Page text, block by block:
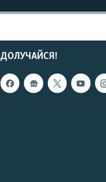
ДОЛУЧАЙСЯ!